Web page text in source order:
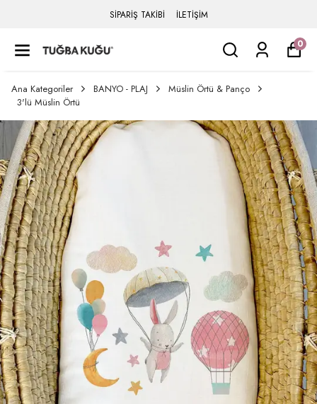
SİPARİŞ TAKİBİ İLETİŞİM
0
Ana Kategoriler BANYO - PLAJ
Müslin Örtü & Panço
3'lü Müslin Örtü